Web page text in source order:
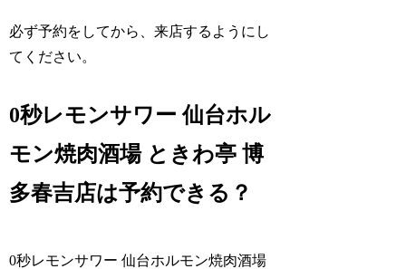
必ず予約をしてから、来店するようにし
てください。
0秒レモンサワー 仙台ホル
モン焼肉酒場 ときわ亭 博
多春吉店は予約できる？
0秒レモンサワー 仙台ホルモン焼肉酒場